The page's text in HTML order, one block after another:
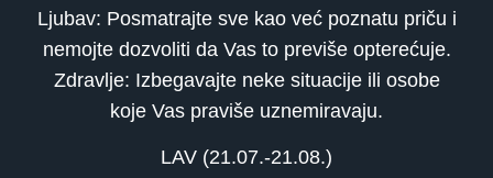
Ljubav: Posmatrajte sve kao već poznatu priču i
nemojte dozvoliti da Vas to previše opterećuje.
Zdravlje: Izbegavajte neke situacije ili osobe
koje Vas praviše uznemiravaju.
LAV (21.07.-21.08.)